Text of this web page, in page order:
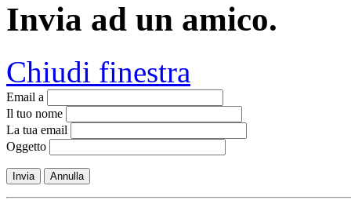
Invia ad un amico.
Chiudi finestra
Email a
Il tuo nome
La tua email
Oggetto
Invia Annulla